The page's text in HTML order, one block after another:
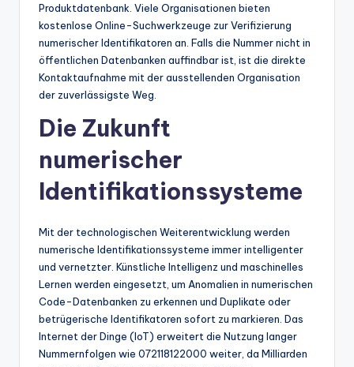
Produktdatenbank. Viele Organisationen bieten
kostenlose Online-Suchwerkzeuge zur Verifizierung
numerischer Identifikatoren an. Falls die Nummer nicht in
öffentlichen Datenbanken auffindbar ist, ist die direkte
Kontaktaufnahme mit der ausstellenden Organisation
der zuverlässigste Weg.
Die Zukunft
numerischer
Identifikationssysteme
Mit der technologischen Weiterentwicklung werden
numerische Identifikationssysteme immer intelligenter
und vernetzter. Künstliche Intelligenz und maschinelles
Lernen werden eingesetzt, um Anomalien in numerischen
Code-Datenbanken zu erkennen und Duplikate oder
betrügerische Identifikatoren sofort zu markieren. Das
Internet der Dinge (IoT) erweitert die Nutzung langer
Nummernfolgen wie 072118122000 weiter, da Milliarden